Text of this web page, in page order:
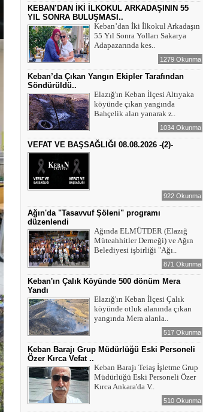
Maral Rahmanzadeh - Azerbaycan'ın İlk
Profesyonel Kadın Ressamı
YAZAR - AV. ALİ DEMİR
TUTUKLAMA KARARI
YAZAR-ŞAİR MİRAÇ DOĞAN
Mavi Işık İnsanları
EĞİTİMCİ-YAZAR TUNER
YERLİKAYA
İNSANLAR İLE KONUŞURKEN YERE
BAKMAK
EĞİTİMCİ - YAZAR : MİDRAN YOKUŞ
DİKİLİ TAŞLAR - 8
KEBAN’DAN İKİ İLKOKUL ARKADAŞININ 55
YIL SONRA BULUŞMASI..
Keban’dan İki İlkokul Arkadaşın
55 Yıl Sonra Yolları Sakarya
Adapazarında kes..
1279 Okunma
Keban’da Çıkan Yangın Ekipler Tarafından
Söndürüldü..
Elazığ'ın Keban İlçesi Altıyaka
köyünde çıkan yangında
Bahçelik alan yanarak z..
1034 Okunma
VEFAT VE BAŞSAĞLIĞI 08.08.2026 -(2)-
922 Okunma
Ağın'da "Tasavvuf Şöleni" programı
düzenlendi
Ağında ELMÜTDER (Elazığ
Müteahhitler Derneği) ve Ağın
Belediyesi işbirliği "Ağı..
871 Okunma
Keban'ın Çalık Köyünde 500 dönüm Mera
Yandı
Elazığ'ın Keban İlçesi Çalık
köyünde otluk alanında çıkan
yangında Mera alanla..
517 Okunma
Keban Barajı Grup Müdürlüğü Eski Personeli
Özer Kırca Vefat ..
Keban Barajı Teiaş İşletme Grup
Müdürlüğü Eski Personeli Özer
Kırca Ankara'da V..
510 Okunma